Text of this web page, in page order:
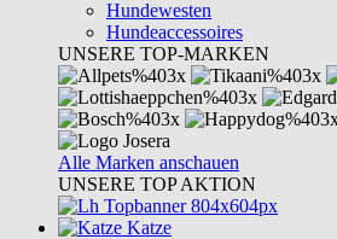
Hundewesten
Hundeaccessoires
UNSERE TOP-MARKEN
Alle Marken anschauen
UNSERE TOP AKTION
Katze